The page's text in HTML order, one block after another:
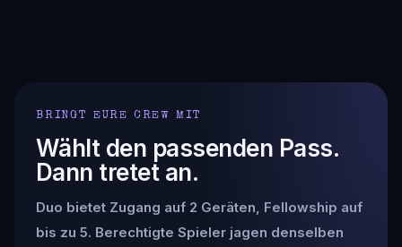
BRINGT EURE CREW MIT
Wählt den passenden Pass.
Dann tretet an.
Duo bietet Zugang auf 2 Geräten, Fellowship auf
bis zu 5. Berechtigte Spieler jagen denselben